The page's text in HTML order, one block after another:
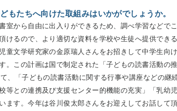
もたちへ向けた取組みはいかがでしょうか。
室から自由に出入りができるため、調べ学習などで
るので、より適切な資料を学校や生徒へ提供でき
童文学研究家の金原瑞人さんをお招きして中学生向
この計画は国で制定された「子どもの読書活動の
、「子どもの読書活動に関する行事や講座などの
との連携及び支援センター的機能の充実」「乳幼
す。今年は谷川俊太郎さんをお迎えしてお話して